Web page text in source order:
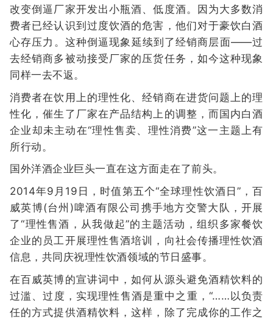
改变倒逼厂家开发出小瓶酒、低度酒。因为大多数消
费者已经认识到过度饮酒的危害，他们对于豪饮白酒
心存压力。这种倒逼现象延续到了经销商层面——过
去经销商多被动接受厂家的压货任务，如今这种现象
同样一去不返。
消费者在饮用上的理性化、经销商在进货问题上的理
性化，催生了厂家在产品结构上的调整，而国内白酒
企业却未主动在“理性售卖、理性消费”这一主题上有
所行动。
国外洋酒企业巨头一直在这方面走在了前头。
2014年9月19日，时值第五个“全球理性饮酒日”，百
威英博(台州)啤酒有限公司携手地方交警大队，开展
了“理性售酒，从我做起”的主题活动，组织多家餐饮
企业的员工开展理性售酒培训，向社会传播理性饮酒
信息，共同庆祝理性饮酒领域的节日盛事。
在百威英博的宣讲词中，如何从源头避免酒精饮料的
过滥、过度，实现理性售酒是重中之重，“……以负责
任的方式提供酒精饮料，这样，除了完成你的工作之